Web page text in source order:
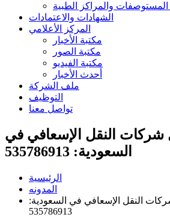
والمراكز الطبية
الشهادات والاعتمادات
المركز الأعلامي
مكتبة الأخبار
مكتبة الصور
مكتبة الفيديو
أحدث الأخبار
ملف الشركة
التوظيف
تواصل معنا
النقل الإسعافي في
السعودية: 535786913
الرئيسية
المدونه
النقل الإسعافي في السعودية:
535786913